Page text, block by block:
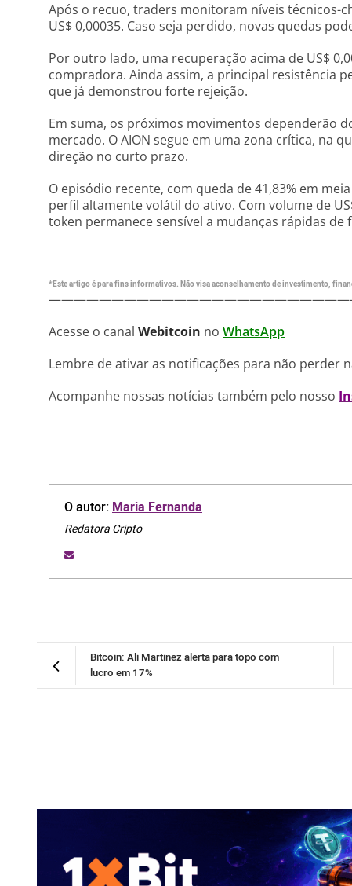
Após o recuo, traders monitoram níveis técnicos-
US$ 0,00035. Caso seja perdido, novas quedas
Por outro lado, uma recuperação acima de US$
compradora. Ainda assim, a principal resistência
que já demonstrou forte rejeição.
Em suma, os próximos movimentos dependerão
mercado. O AION segue em uma zona crítica, na
direção no curto prazo.
O episódio recente, com queda de 41,83% em
perfil altamente volátil do ativo. Com volume de
token permanece sensível a mudanças rápidas de
*Este artigo é para fins informativos. Não visa aconselhamento de investimento,
Acesse o canal Webitcoin no WhatsApp
Lembre de ativar as notificações para não perder
Acompanhe nossas notícias também pelo nosso
O autor:Maria Fernanda
Redatora Cripto
Bitcoin: Ali Martinez alerta para topo com
lucro em 17%